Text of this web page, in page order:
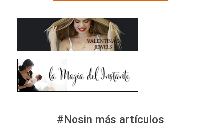
#Nosin más artículos